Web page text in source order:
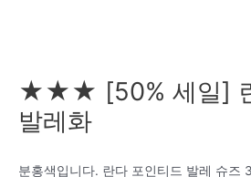
★★★ [50% 세일]
발레화
분홍색입니다. 란다 포인티드 발레 슈즈